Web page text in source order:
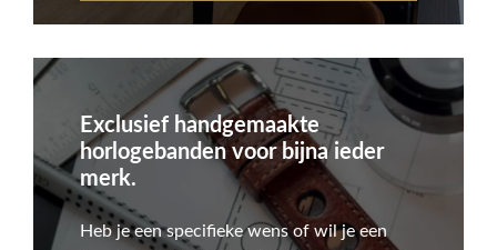
Exclusief handgemaakte
horlogebanden voor bijna ieder
merk.
Heb je een specifieke wens of wil je een